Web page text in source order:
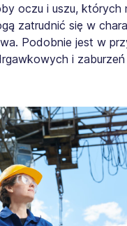
oczu i uszu, których
zatrudnić się w
Podobnie jest w
i zaburzeń